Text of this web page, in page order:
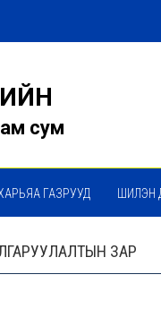
сум
ГАЗРУУД ШИЛЭН
ЗАР